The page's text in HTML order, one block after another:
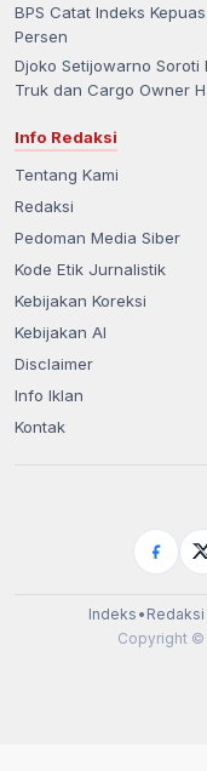
BPS Catat Indeks
Persen
Djoko Setijowarno Soroti
Truk dan Cargo Owner
Info Redaksi
Tentang Kami
Redaksi
Pedoman Media Siber
Kode Etik Jurnalistik
Kebijakan Koreksi
Kebijakan AI
Disclaimer
Info Iklan
Kontak
Indeks • Redaksi
Copyright ©